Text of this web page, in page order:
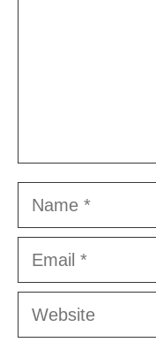
Name
Email
Website